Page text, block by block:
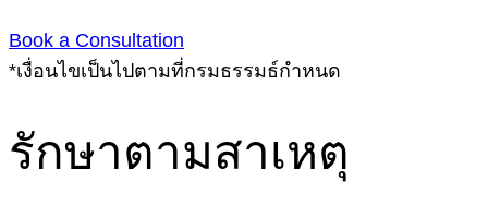
Book a Consultation
*เงื่อนไขเป็นไปตามที่กรมธรรมธ์กำหนด
รักษาตามสาเหตุ